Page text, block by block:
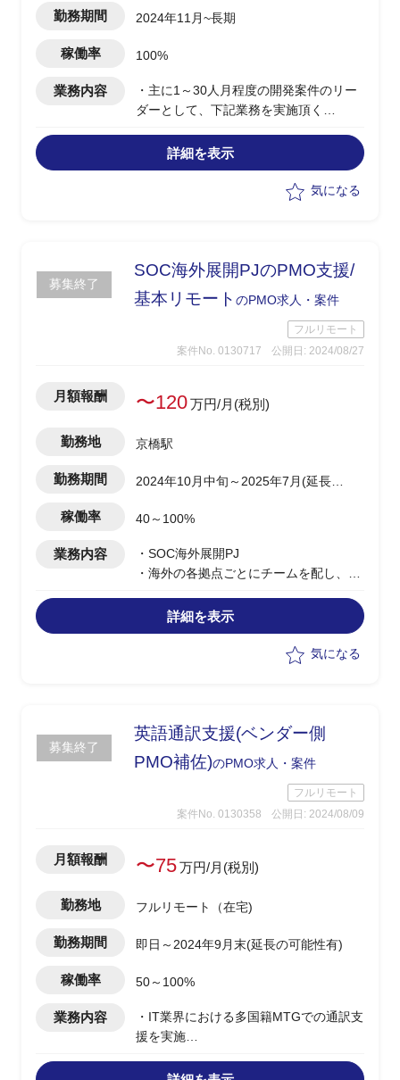
勤務期間 2024年11月~長期
稼働率 100%
業務内容
・主に1～30人月程度の開発案件のリー
ダーとして、下記業務を実施頂く
ス検討フェーズから、要件定義、リリー
スまで推進
・システム障害対応や多数のステークホ
応の迅速なとりまとめやエスカレーショ
ン、運用改善や開発プロセスの磨き込み
等
詳細を表示
気になる
募集終了
SOC海外展開PJのPMO支援/
基本リモート のPMO求人・案件
フルリモート
案件No. 0130717
公開日: 2024/08/27
月額報酬 〜120万円/月(税別)
勤務地 京橋駅
勤務期間
2024年10月中旬～2025年7月(延長可
稼働率 40～100%
業務内容
・SOC海外展開PJ
・海外の各拠点ごとにチームを配し、導
・ユーザー側PMOのポジションで参画
・PJ管理/推進業務
・POCテストパフォーマンスの評価結果
詳細を表示
気になる
募集終了
英語通訳支援(ベンダー側
PMO補佐)のPMO求人・案件
フルリモート
案件No. 0130358
公開日: 2024/08/09
月額報酬 〜75万円/月(税別)
勤務地 フルリモート（在宅)
勤務期間 即日～2024年9月末(延長の可能性有)
稼働率 50～100%
業務内容
・IT業界における多国籍MTGでの通訳支
援を実施
英語力に課題があり、そこの解決を目的